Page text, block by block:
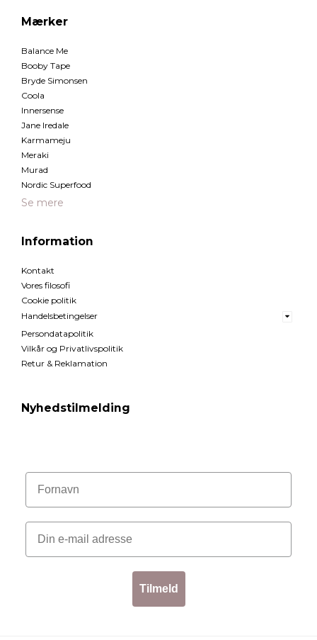
Mærker
Balance Me
Booby Tape
Bryde Simonsen
Coola
Innersense
Jane Iredale
Karmameju
Meraki
Murad
Nordic Superfood
Se mere
Information
Kontakt
Vores filosofi
Cookie politik
Handelsbetingelser
Persondatapolitik
Vilkår og Privatlivspolitik
Retur & Reklamation
Nyhedstilmelding
Tilmeld